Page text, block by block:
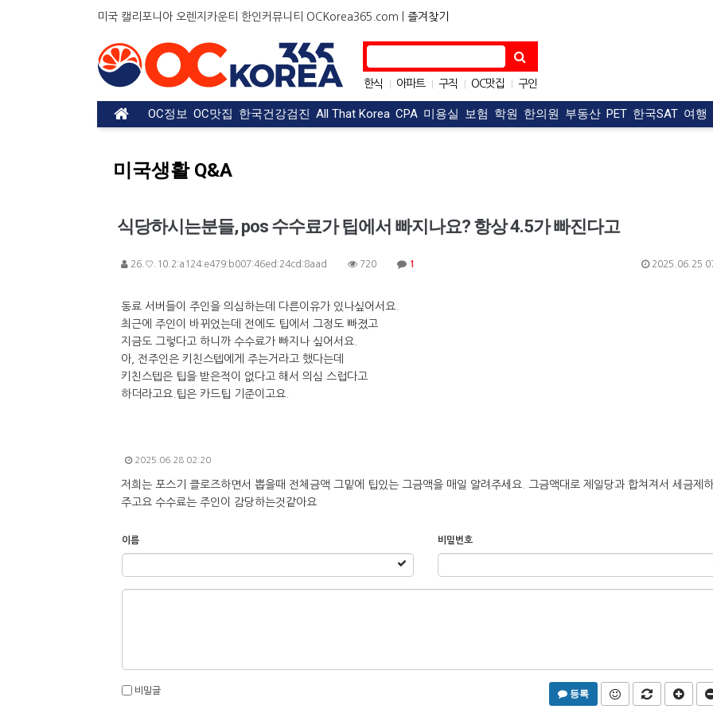
미국 캘리포니아 오렌지카운티 한인커뮤니티 OCKorea365.com | 즐겨찾기
한식 아파트 구직 OC맛집 구인
| 자동차
OC정보 OC맛집 한국건강검진 All That Korea CPA 미용실 보험 학원 한의원 부동산 PET 한국SAT 여행
미국생활 Q&A
식당하시는분들, pos 수수료가 팁에서 빠지나요? 항상 4.5가 빠진다고
26.♡.10.2:a124:e479:b007:46ed:24cd:8aad 720 1 2025.06.25
동료 서버들이 주인을 의심하는데 다른이유가 있나싶어서요.
최근에 주인이 바뀌었는데 전에도 팁에서 그정도 빠졌고
지금도 그렇다고 하니까 수수료가 빠지나 싶어서요.
아, 전주인은 키친스텝에게 주는거라고 했다는데
키친스텝은 팁을 받은적이 없다고 해서 의심 스럽다고
하더라고요.팁은 카드팁 기준이고요.
2025.06.28 02:20
저희는 포스기 클로즈하면서 뽑을때 전체금액 그밑에 팁있는 그금액을 매일 알려주세요. 그금액대로 제일당과 합쳐져서 세금제
주고요 수수료는 주인이 감당하는것같아요
이름 비밀번호
등록
비밀글